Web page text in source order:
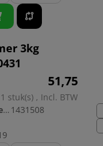
3kg
51,75
stuk(s) , Incl. BTW
dimerce.plugin.theme.productnr: 1431508